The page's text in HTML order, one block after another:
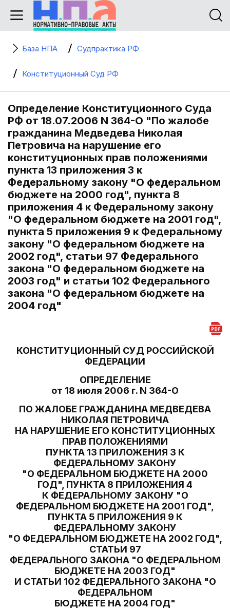
База НПА Судпрактика РФ
Конституционный Суд РФ
Определение Конституционного Суда
РФ от 18.07.2006 N 364-О "По жалобе
гражданина Медведева Николая
Петровича на нарушение его
конституционных прав положениями
пункта 13 приложения 3 к
Федеральному закону "О федеральном
бюджете на 2000 год", пункта 8
приложения 4 к Федеральному закону
"О федеральном бюджете на 2001 год",
пункта 5 приложения 9 к Федеральному
закону "О федеральном бюджете на
2002 год", статьи 97 Федерального
закона "О федеральном бюджете на
2003 год" и статьи 102 Федерального
закона "О федеральном бюджете на
2004 год"
КОНСТИТУЦИОННЫЙ СУД РОССИЙСКОЙ
ФЕДЕРАЦИИ
ОПРЕДЕЛЕНИЕ
от 18 июля 2006 г. N 364-О
ПО ЖАЛОБЕ ГРАЖДАНИНА МЕДВЕДЕВА
НИКОЛАЯ ПЕТРОВИЧА
НА НАРУШЕНИЕ ЕГО КОНСТИТУЦИОННЫХ
ПРАВ ПОЛОЖЕНИЯМИ
ПУНКТА 13 ПРИЛОЖЕНИЯ 3 К
ФЕДЕРАЛЬНОМУ ЗАКОНУ
"О ФЕДЕРАЛЬНОМ БЮДЖЕТЕ НА 2000
ГОД", ПУНКТА 8 ПРИЛОЖЕНИЯ 4
К ФЕДЕРАЛЬНОМУ ЗАКОНУ "О
ФЕДЕРАЛЬНОМ БЮДЖЕТЕ НА 2001 ГОД",
ПУНКТА 5 ПРИЛОЖЕНИЯ 9 К
ФЕДЕРАЛЬНОМУ ЗАКОНУ
"О ФЕДЕРАЛЬНОМ БЮДЖЕТЕ НА 2002 ГОД",
СТАТЬИ 97
ФЕДЕРАЛЬНОГО ЗАКОНА "О ФЕДЕРАЛЬНОМ
БЮДЖЕТЕ НА 2003 ГОД"
И СТАТЬИ 102 ФЕДЕРАЛЬНОГО ЗАКОНА "О
ФЕДЕРАЛЬНОМ
БЮДЖЕТЕ НА 2004 ГОД"